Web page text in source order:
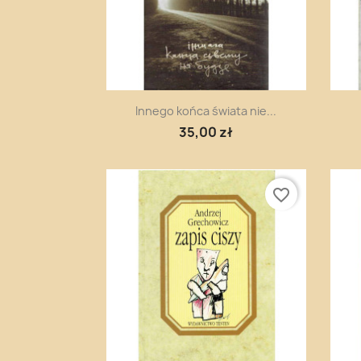
Szybki podgląd
Innego końca świata nie...
35,00 zł
favorite_border